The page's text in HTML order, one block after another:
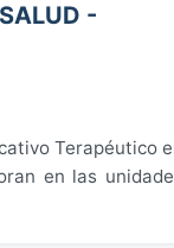
-
Terapéutico
en las